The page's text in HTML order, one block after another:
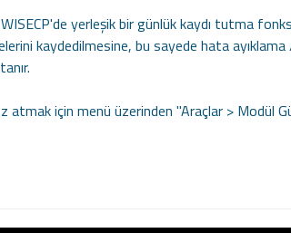
yerleşik bir günlük kaydı tutma
kaydedilmesine, bu sayede hata
atmak için menü üzerinden "Araçlar > Modül